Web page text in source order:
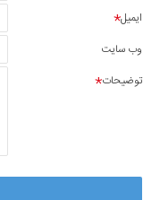
ایمیل
وب سایت
توضیحات